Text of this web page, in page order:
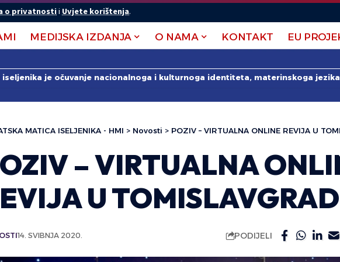
o privatnostii Uvjete korištenja.
MEDIJSKA IZDANJA O NAMA KONTAKT EU
iseljenika je očuvanje nacionalnoga i kulturnoga identiteta, materinskoga
MATICA ISELJENIKA - HMI > Novosti > POZIV – VIRTUALNA ONLINE REVIJA U
– VIRTUALNA
U
14. SVIBNJA 2020. PODIJELI